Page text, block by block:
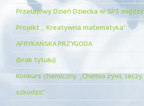
Przełajowy Dzień Dziecka w SP3
Projekt ,, Kreatywna matematyka”
AFRYKAŃSKA PRZYGODA
(brak tytułu)
Konkurs chemiczny „Chemia żywi,
szkodzić”